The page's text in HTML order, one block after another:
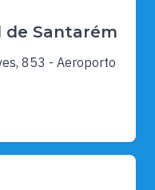
de Santarém
853 - Aeroporto